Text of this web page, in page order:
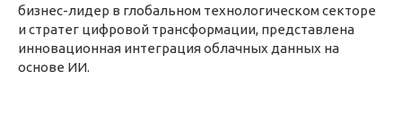
бизнес-лидер в глобальном технологическом секторе
и стратег цифровой трансформации, представлена
инновационная интеграция облачных данных на
основе ИИ.